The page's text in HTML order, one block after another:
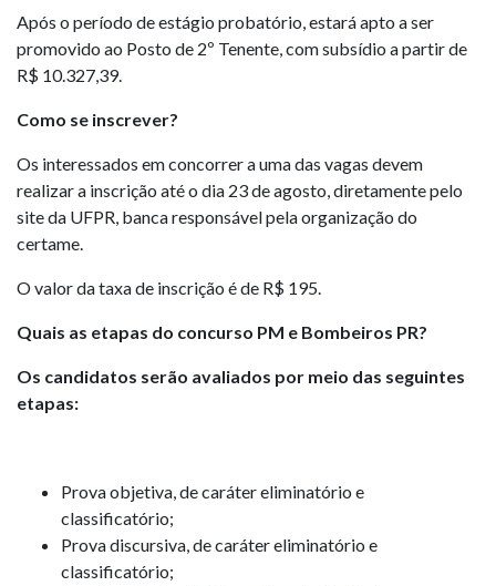
Após o período de estágio probatório, estará apto a ser
promovido ao Posto de 2º Tenente, com subsídio a partir de
R$ 10.327,39.
Como se inscrever?
Os interessados em concorrer a uma das vagas devem
realizar a inscrição até o dia 23 de agosto, diretamente pelo
site da UFPR, banca responsável pela organização do
certame.
O valor da taxa de inscrição é de R$ 195.
Quais as etapas do concurso PM e Bombeiros PR?
Os candidatos serão avaliados por meio das seguintes
etapas:
Prova objetiva, de caráter eliminatório e
classificatório;
Prova discursiva, de caráter eliminatório e
classificatório;